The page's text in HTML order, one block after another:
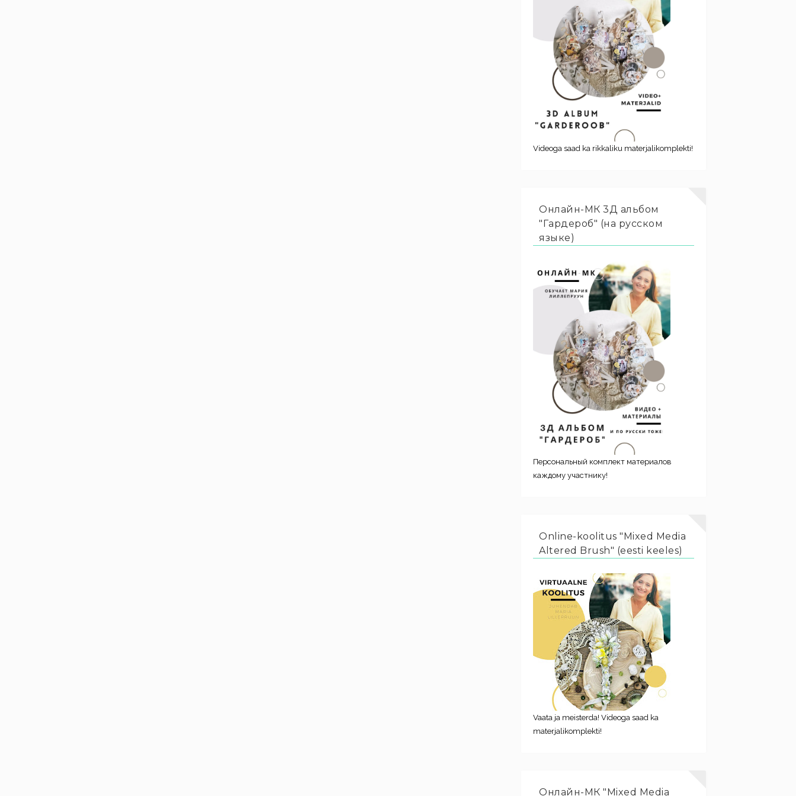
Videoga saad ka rikkaliku materjalikomplekti!
Онлайн-МК 3Д альбом
"Гардероб" (на русском
языке)
Персональный комплект материалов
каждому участнику!
Online-koolitus "Mixed Media
Altered Brush" (eesti keeles)
Vaata ja meisterda! Videoga saad ka
materjalikomplekti!
Онлайн-МК "Mixed Media